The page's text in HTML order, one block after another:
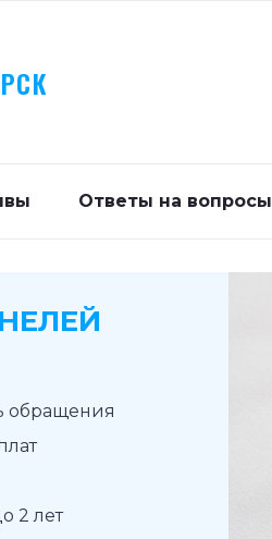
Ответы на вопросы
обращения
2 лет